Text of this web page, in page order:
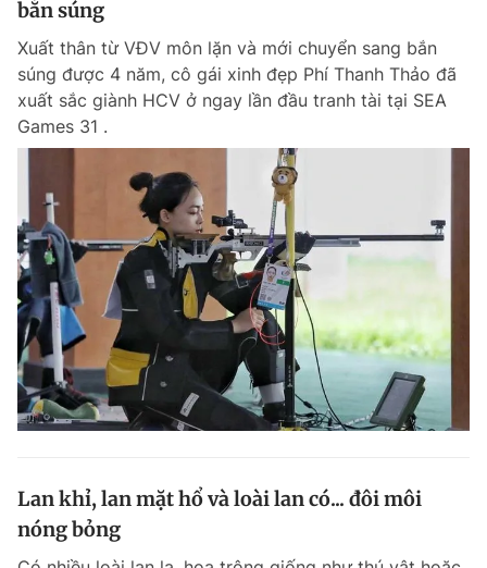
bắn súng
Xuất thân từ VĐV môn lặn và mới chuyển sang bắn
súng được 4 năm, cô gái xinh đẹp Phí Thanh Thảo đã
xuất sắc giành HCV ở ngay lần đầu tranh tài tại SEA
Games 31 .
Lan khỉ, lan mặt hổ và loài lan có... đôi môi
nóng bỏng